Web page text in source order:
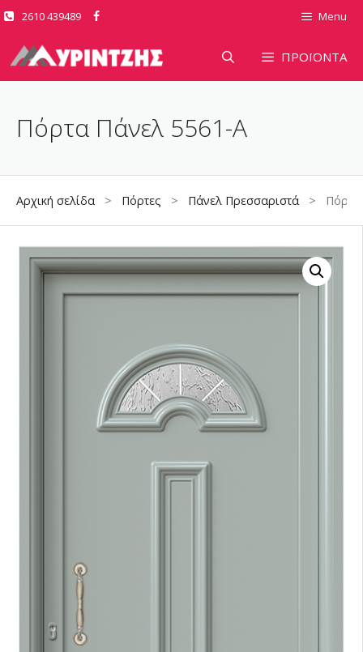
Μετάβαση
περιεχόμενο
2610 439489 Menu
ΠΡΟΪΟΝΤΑ
Πόρτα Πάνελ 5561-A
Αρχική σελίδα > Πόρτες > Πάνελ Πρεσσαριστά > Πόρτα